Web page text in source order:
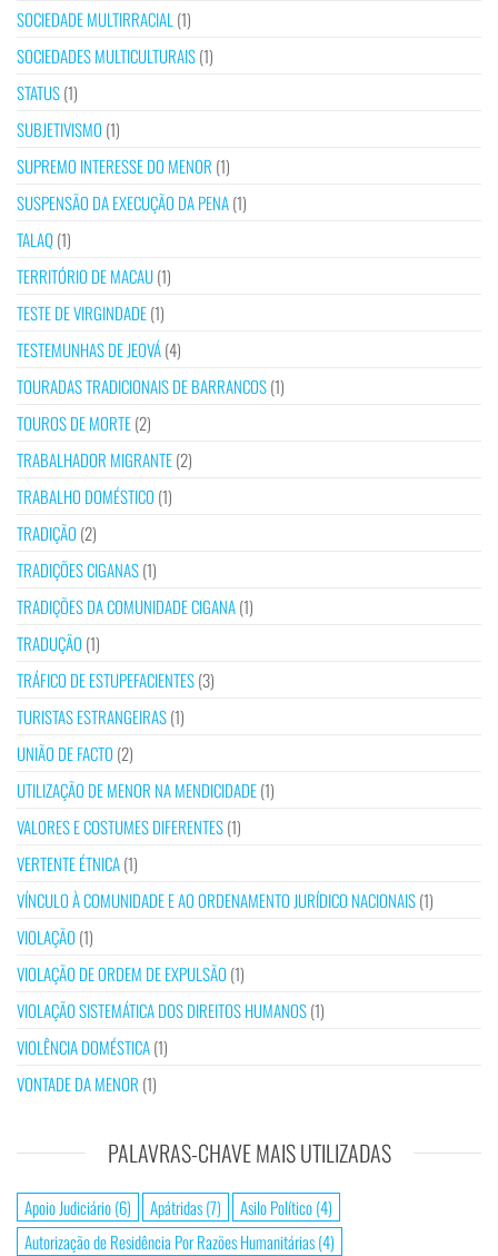
SOCIEDADE MULTIRRACIAL (1)
SOCIEDADES MULTICULTURAIS(1)
STATUS(1)
SUBJETIVISMO (1)
SUPREMO INTERESSE DO MENOR (1)
SUSPENSÃO DA EXECUÇÃO DA PENA(1)
TALAQ(1)
TERRITÓRIO DE MACAU(1)
TESTE DE VIRGINDADE(1)
TESTEMUNHAS DE JEOVÁ(4)
TOURADAS TRADICIONAIS DE BARRANCOS(1)
TOUROS DE MORTE(2)
TRABALHADOR MIGRANTE(2)
TRABALHO DOMÉSTICO (1)
TRADIÇÃO (2)
TRADIÇÕES CIGANAS(1)
TRADIÇÕES DA COMUNIDADE CIGANA(1)
TRADUÇÃO (1)
TRÁFICO DE ESTUPEFACIENTES(3)
TURISTAS ESTRANGEIRAS(1)
UNIÃO DE FACTO (2)
UTILIZAÇÃO DE MENOR NA MENDICIDADE(1)
VALORES E COSTUMES DIFERENTES(1)
VERTENTE ÉTNICA(1)
VÍNCULO À COMUNIDADE E AO ORDENAMENTO JURÍDICO NACIONAIS(1)
VIOLAÇÃO (1)
VIOLAÇÃO DE ORDEM DE EXPULSÃO (1)
VIOLAÇÃO SISTEMÁTICA DOS DIREITOS HUMANOS(1)
VIOLÊNCIA DOMÉSTICA(1)
VONTADE DA MENOR (1)
PALAVRAS-CHAVE MAIS UTILIZADAS
Apoio Judiciário(6) Apátridas(7) Asilo Político(4)
Autorização de Residência Por Razões Humanitárias(4)